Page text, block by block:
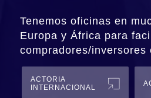
Tenemos oficinas en
Europa y África para
compradores/inversores
ACTORIA
INTERNACIONAL